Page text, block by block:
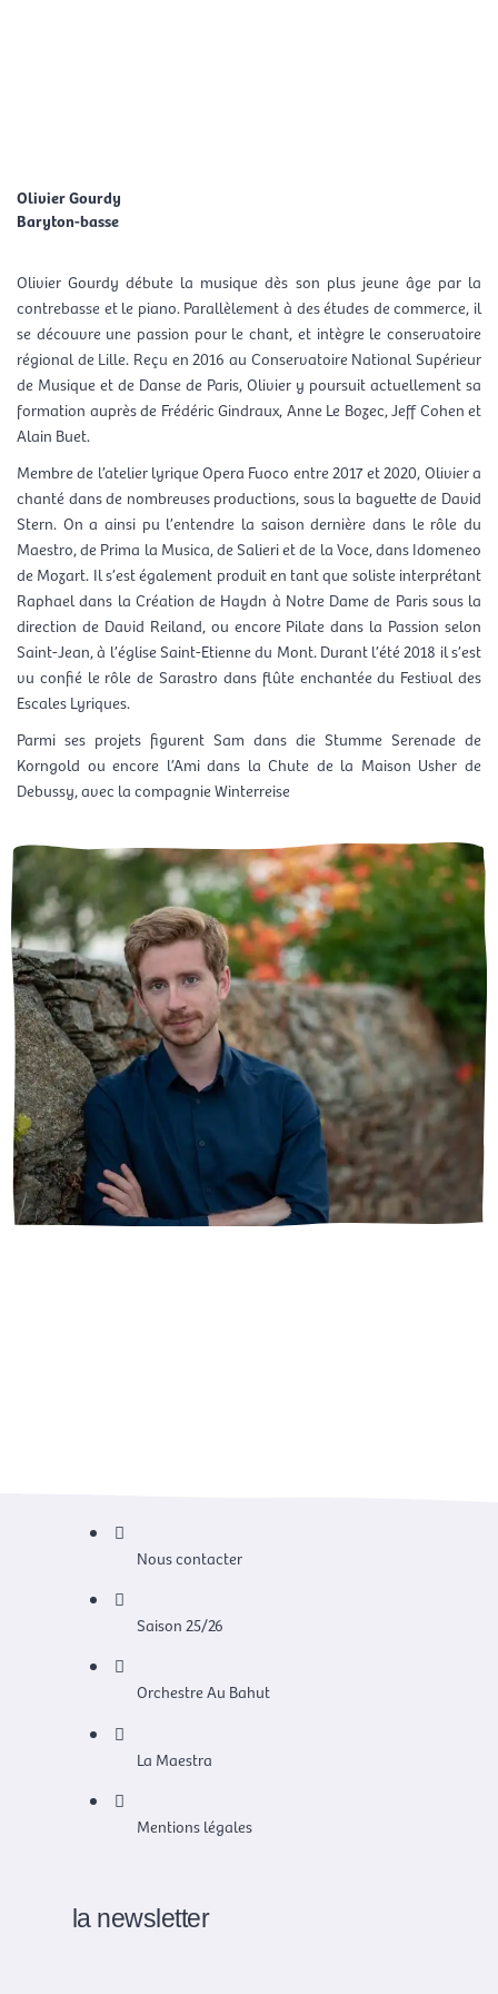
Olivier Gourdy
Baryton-basse
Olivier Gourdy débute la musique dès son plus jeune âge par la
contrebasse et le piano. Parallèlement à des études de commerce, il
se découvre une passion pour le chant, et intègre le conservatoire
régional de Lille. Reçu en 2016 au Conservatoire National Supérieur
de Musique et de Danse de Paris, Olivier y poursuit actuellement sa
formation auprès de Frédéric Gindraux, Anne Le Bozec, Jeff Cohen et
Alain Buet.
Membre de l’atelier lyrique Opera Fuoco entre 2017 et 2020, Olivier a
chanté dans de nombreuses productions, sous la baguette de David
Stern. On a ainsi pu l’entendre la saison dernière dans le rôle du
Maestro, de Prima la Musica, de Salieri et de la Voce, dans Idomeneo
de Mozart. Il s’est également produit en tant que soliste interprétant
Raphael dans la Création de Haydn à Notre Dame de Paris sous la
direction de David Reiland, ou encore Pilate dans la Passion selon
Saint-Jean, à l’église Saint-Etienne du Mont. Durant l’été 2018 il s’est
vu confié le rôle de Sarastro dans flûte enchantée du Festival des
Escales Lyriques.
Parmi ses projets figurent Sam dans die Stumme Serenade de
Korngold ou encore l’Ami dans la Chute de la Maison Usher de
Debussy, avec la compagnie Winterreise
Nous contacter
Saison 25/26
Orchestre Au Bahut
La Maestra
Mentions légales
la newsletter